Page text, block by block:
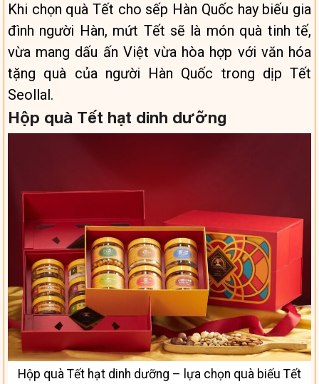
Khi chọn quà Tết cho sếp Hàn Quốc hay biếu gia
đình người Hàn, mứt Tết sẽ là món quà tinh tế,
vừa mang dấu ấn Việt vừa hòa hợp với văn hóa
tặng quà của người Hàn Quốc trong dịp Tết
Seollal.
Hộp quà Tết hạt dinh dưỡng
Hộp quà Tết hạt dinh dưỡng – lựa chọn quà biếu Tết